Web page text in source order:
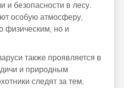
и безопасности в лесу.
особую атмосферу,
физическим, но и
также проявляется в
и природным
следят за тем,